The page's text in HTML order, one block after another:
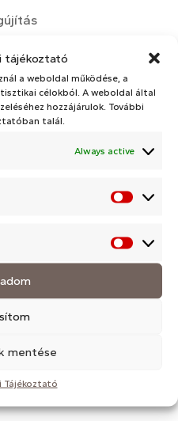
tájékoztató
a weboldal működése, a
célokból. A weboldal által
hozzájárulok. További
talál.
Always active
mentése
Tájékoztató